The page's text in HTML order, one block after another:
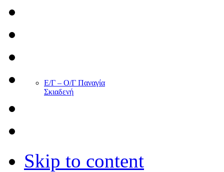
Ε/Γ – Ο/Γ Παναγία
Σκιαδενή
Skip to content